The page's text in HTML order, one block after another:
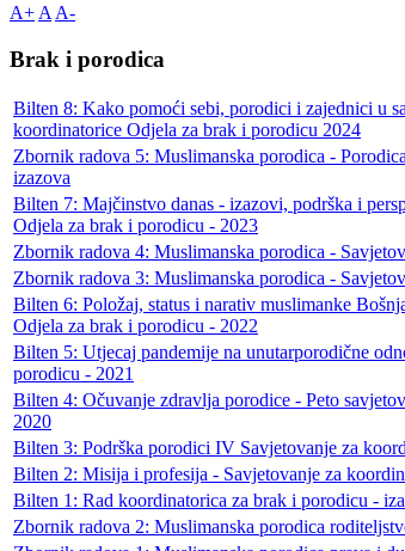
A+ A A-
Brak i porodica
Bilten 8: Kako pomoći sebi, porodici i zajednici u
koordinatorice Odjela za brak i porodicu 2024
Zbornik radova 5: Muslimanska porodica -
izazova
Bilten 7: Majčinstvo danas - izazovi, podrška i
Odjela za brak i porodicu - 2023
Zbornik radova 4: Muslimanska porodica -
Zbornik radova 3: Muslimanska porodica -
Bilten 6: Položaj, status i narativ muslimanke
Odjela za brak i porodicu - 2022
Bilten 5: Utjecaj pandemije na unutarporodične
porodicu - 2021
Bilten 4: Očuvanje zdravlja porodice - Peto
2020
Bilten 3: Podrška porodici IV Savjetovanje za
Bilten 2: Misija i profesija - Savjetovanje za
Bilten 1: Rad koordinatorica za brak i porodicu -
Zbornik radova 2: Muslimanska porodica